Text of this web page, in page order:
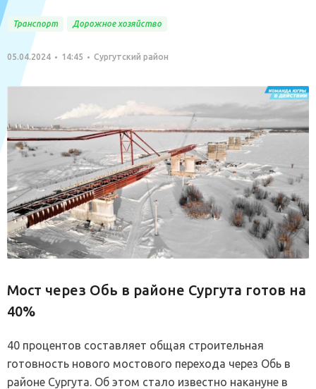
Транспорт Дорожное хозяйство
05.04.2024 14:45 Сургутский район
Мост через Обь в районе Сургута готов на
40%
40 процентов составляет общая строительная
готовность нового мостового перехода через Обь в
районе Сургута. Об этом стало известно накануне в